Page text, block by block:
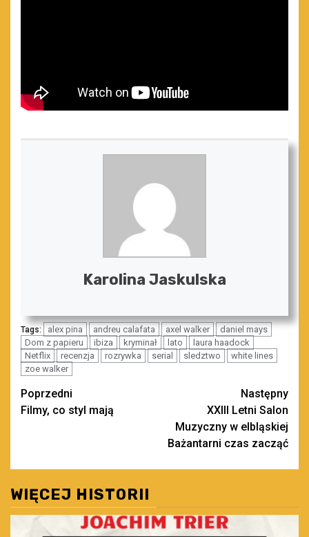
Karolina Jaskulska
Tags: alex pina andreu calafata axel walker
daniel mays
Dom z papieru
ibiza kryminał lato
laura haadock
Netflix
recenzja rozrywka serial sledztwo
white lines
zoe walker
Zobacz
wpisy
Poprzedni
Filmy, co styl mają
Następny
XXIII Letni Salon
Muzyczny w elbląskiej
Bażantarni czas zacząć
WIĘCEJ HISTORII